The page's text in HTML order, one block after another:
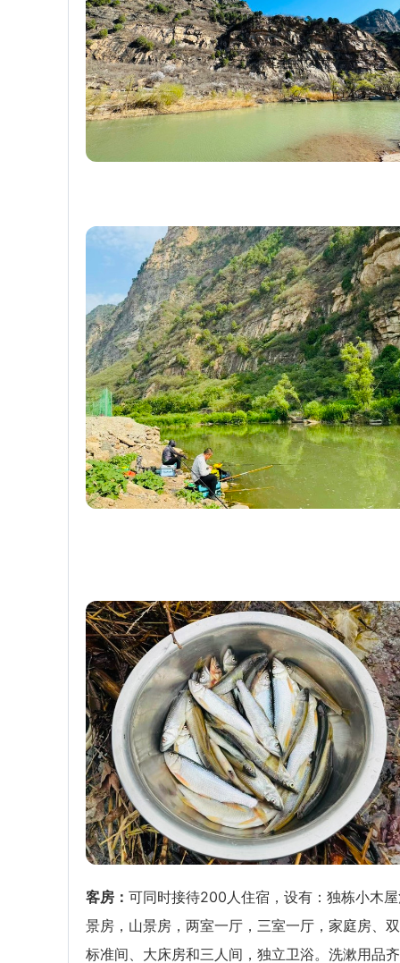
客房： 可同时接待200人住宿，设有：独栋小木
景房，山景房，两室一厅，三室一厅，家庭房、
标准间、大床房和三人间，独立卫浴。洗漱用品齐